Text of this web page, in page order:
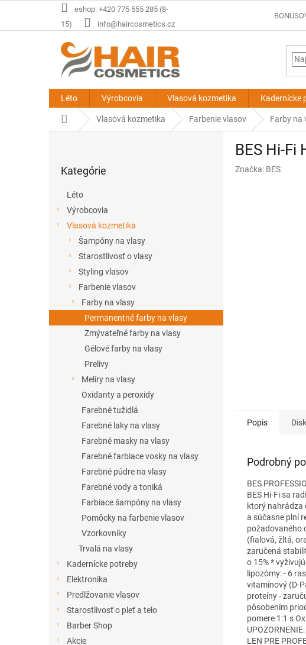
eshop: +420 775 555 285 (8-
15)
info@haircosmetics.cz
Léto Výrobcovia Vlasová kozmetika Kadernícke
DomovVlasová kozmetika Farbenie vlasov Farby na
kategórie
Kategórie
Léto
Výrobcovia
Vlasová kozmetika
Šampóny na vlasy
Starostlivosť o vlasy
Styling vlasov
Farbenie vlasov
Farby na vlasy
Permanentné farby na vlasy
Zmývateľné farby na vlasy
Gélové farby na vlasy
Prelivy
Melíry na vlasy
Oxidanty a peroxidy
Farebné tužidlá
Farebné laky na vlasy
Farebné masky na vlasy
Farebné farbiace vosky na vlasy
Farebné púdre na vlasy
Farebné vody a toniká
Farbiace šampóny na vlasy
Pomôcky na farbenie vlasov
Vzorkovníky
Trvalá na vlasy
Kadernícke potreby
Elektronika
Predlžovanie vlasov
Starostlivosť o pleť a telo
Barber Shop
Akcie
BES Hi-Fi
Značka: BES
Popis
Podrobný
BES
BES Hi-Fi sa
ktorý nahrádza
a súčasne plní
požadovaného
(fialová, žltá,
zaručená
o 15% *
lipozómy: - 6
vitamínový (D-
proteíny -
pôsobením
pomere 1:1 s
LEN PRE